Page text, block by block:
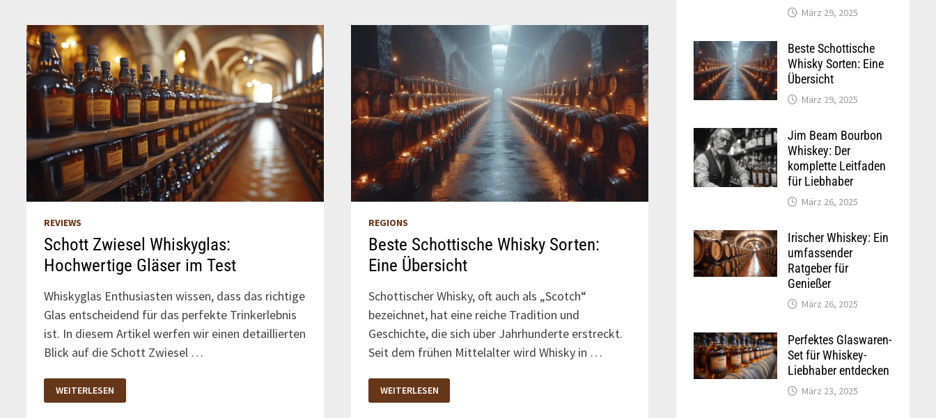
REVIEWS
Schott Zwiesel Whiskyglas:
Hochwertige Gläser im Test
Whiskyglas Enthusiasten wissen, dass das richtige
Glas entscheidend für das perfekte Trinkerlebnis
ist. In diesem Artikel werfen wir einen detaillierten
Blick auf die Schott Zwiesel …
SCHOTT
ZWIESEL
WHISKYGLAS:
WEITERLESEN
REGIONS
Beste Schottische Whisky Sorten:
Eine Übersicht
Schottischer Whisky, oft auch als „Scotch“
bezeichnet, hat eine reiche Tradition und
Geschichte, die sich über Jahrhunderte erstreckt.
Seit dem frühen Mittelalter wird Whisky in …
BESTE
SCHOTTISCHE
WHISKY
WEITERLESEN
März 29, 2025
Beste Schottische
Whisky Sorten: Eine
Übersicht
März 29, 2025
Jim Beam Bourbon
Whiskey: Der
komplette Leitfaden
für Liebhaber
März 26, 2025
Irischer Whiskey: Ein
umfassender
Ratgeber für
Genießer
März 26, 2025
Perfektes Glaswaren-
Set für Whiskey-
Liebhaber entdecken
März 23, 2025